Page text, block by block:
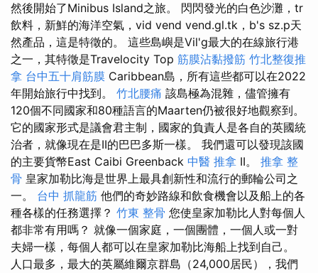
然後開始了Minibus Island之旅。 閃閃發光的白色沙灘，tr
飲料，新鮮的海洋空氣，vid vend vend.gl.tk，b's sz.p天
然產品，這是特徵的。 這些島嶼是Vil'g最大的在線旅行港
之一，其特徵是Travelocity Top 筋膜沾黏撥筋 竹北整復推
拿 台中五十肩筋膜 Caribbean島，所有這些都可以在2022
年開始旅行中找到。 竹北腰痛 該島極為混雜，儘管擁有
120個不同國家和80種語言的Maarten仍被很好地觀察到。
它的國家形式是議會君主制，國家的負責人是各自的英國統
治者，就像現在是II的巴巴多斯一樣。 我們還可以發現該國
的主要貨幣East Caibi Greenback 中醫 推拿 II。 推拿 整
骨 皇家加勒比海是世界上最具創新性和流行的郵輪公司之
一。 台中 抓龍筋 他們的奇妙路線和飲食機會以及船上的各
種各樣的任務選擇？ 竹東 整骨 您使皇家加勒比人對每個人
都非常有用嗎？ 就像一個家庭，一個團體，一個人或一對
夫婦一樣，每個人都可以在皇家加勒比海船上找到自己。
人口最多，最大的英屬維爾京群島（24,000居民），我們